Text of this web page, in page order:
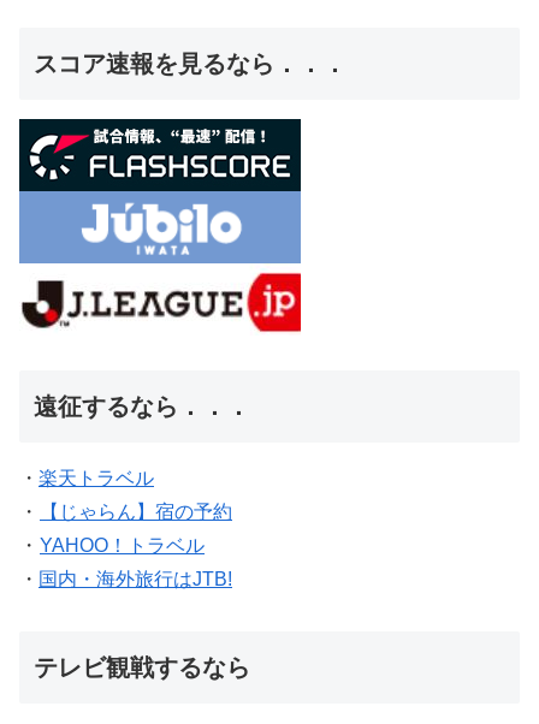
スコア速報を見るなら．．．
遠征するなら．．．
・ 楽天トラベル
・
【じゃらん】宿の予約
・ YAHOO！トラベル
・ 国内・海外旅行はJTB!
テレビ観戦するなら